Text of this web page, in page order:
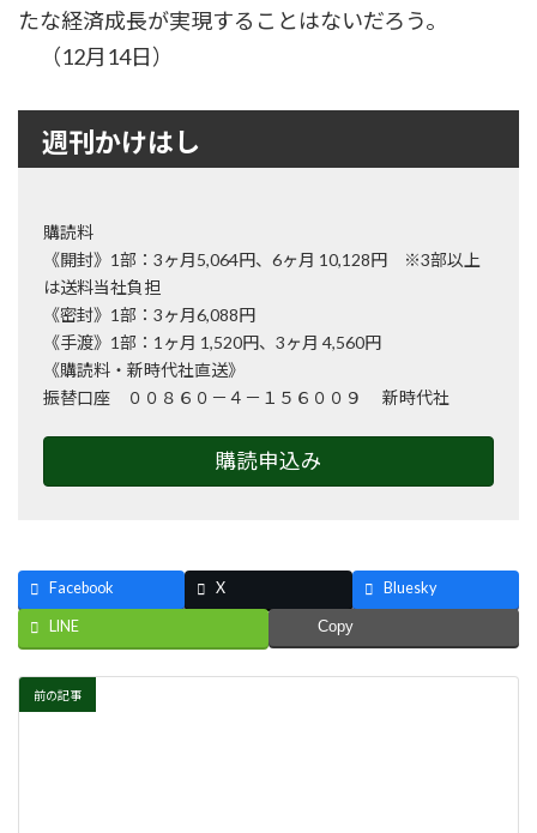
たな経済成長が実現することはないだろう。
（12月14日）
週刊かけはし
購読料
《開封》1部：3ヶ月5,064円、6ヶ月 10,128円 ※3部以上
は送料当社負担
《密封》1部：3ヶ月6,088円
《手渡》1部：1ヶ月 1,520円、3ヶ月 4,560円
《購読料・新時代社直送》
振替口座 ００８６０－４－１５６００９ 新時代社
購読申込み
Facebook X Bluesky
LINE Copy
前の記事